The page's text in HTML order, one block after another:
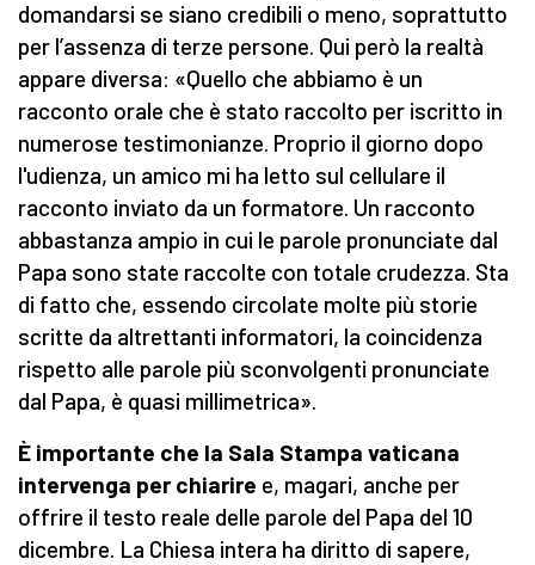
domandarsi se siano credibili o meno, soprattutto
per l’assenza di terze persone. Qui però la realtà
appare diversa: «Quello che abbiamo è un
racconto orale che è stato raccolto per iscritto in
numerose testimonianze. Proprio il giorno dopo
l'udienza, un amico mi ha letto sul cellulare il
racconto inviato da un formatore. Un racconto
abbastanza ampio in cui le parole pronunciate dal
Papa sono state raccolte con totale crudezza. Sta
di fatto che, essendo circolate molte più storie
scritte da altrettanti informatori, la coincidenza
rispetto alle parole più sconvolgenti pronunciate
dal Papa, è quasi millimetrica».
È importante che la Sala Stampa vaticana
intervenga per chiarire e, magari, anche per
offrire il testo reale delle parole del Papa del 10
dicembre. La Chiesa intera ha diritto di sapere,